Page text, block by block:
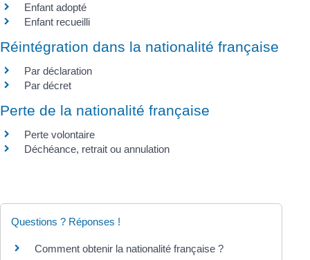
Enfant adopté
Enfant recueilli
Réintégration dans la nationalité française
Par déclaration
Par décret
Perte de la nationalité française
Perte volontaire
Déchéance, retrait ou annulation
Questions ? Réponses !
Comment obtenir la nationalité française ?